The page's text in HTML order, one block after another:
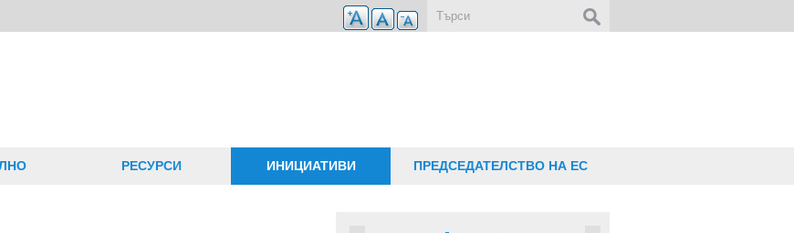
РЕСУРСИ ИНИЦИАТИВИ ПРЕДСЕДАТЕЛСТВО НА ЕС